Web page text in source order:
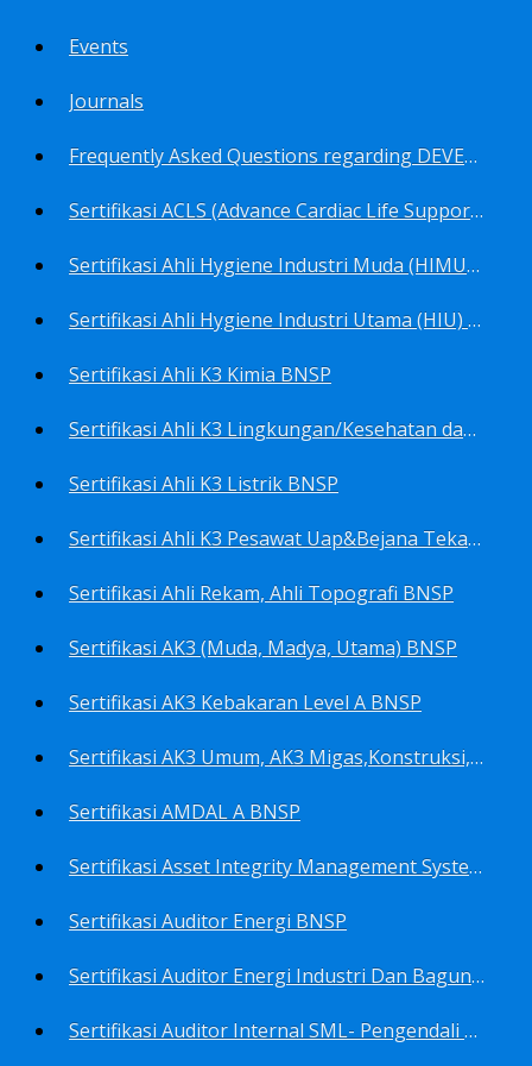
Events
Journals
Frequently Asked Questions regarding DEVELOP Training Center
Sertifikasi ACLS (Advance Cardiac Life Support) BNSP
Sertifikasi Ahli Hygiene Industri Muda (HIMU) BNSP
Sertifikasi Ahli Hygiene Industri Utama (HIU) BNSP
Sertifikasi Ahli K3 Kimia BNSP
Sertifikasi Ahli K3 Lingkungan/Kesehatan dan Keselamatan Kerja Lingkungan
Sertifikasi Ahli K3 Listrik BNSP
Sertifikasi Ahli K3 Pesawat Uap&Bejana Tekan BNSP
Sertifikasi Ahli Rekam, Ahli Topografi BNSP
Sertifikasi AK3 (Muda, Madya, Utama) BNSP
Sertifikasi AK3 Kebakaran Level A BNSP
Sertifikasi AK3 Umum, AK3 Migas,Konstruksi,Listrik&Boiler BNSP
Sertifikasi AMDAL A BNSP
Sertifikasi Asset Integrity Management System BNSP
Sertifikasi Auditor Energi BNSP
Sertifikasi Auditor Energi Industri Dan Bagunan Gedung BNSP
Sertifikasi Auditor Internal SML- Pengendali Dan Penerapan SML- Perencana SML- Manajer SML- Pengendali Dokumen SML BNSP